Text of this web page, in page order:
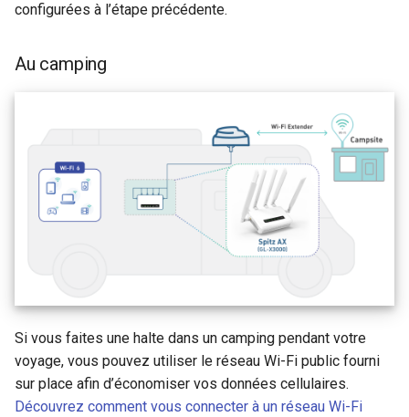
configurées à l’étape précédente.
Au camping
Si vous faites une halte dans un camping pendant votre
voyage, vous pouvez utiliser le réseau Wi-Fi public fourni
sur place afin d’économiser vos données cellulaires.
Découvrez comment vous connecter à un réseau Wi-Fi